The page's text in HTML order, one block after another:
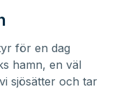
för en dag
hamn, en väl
sjösätter och tar